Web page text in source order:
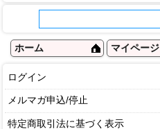
ホーム マイページ
ログイン
メルマガ申込/停止
特定商取引法に基づく表示